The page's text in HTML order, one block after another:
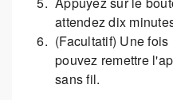
attendez dix
(Facultatif) Une
pouvez remettre
sans fil.